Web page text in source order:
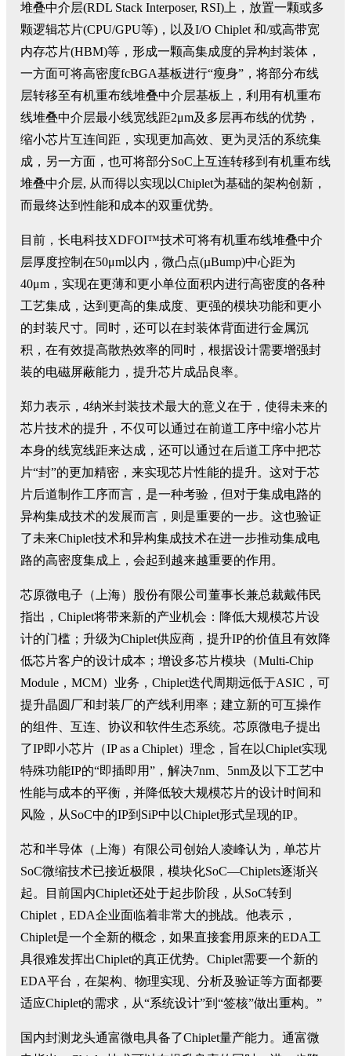
堆叠中介层(RDL Stack Interposer, RSI)上，放置一颗或多
颗逻辑芯片(CPU/GPU等)，以及I/O Chiplet 和/或高带宽
内存芯片(HBM)等，形成一颗高集成度的异构封装体，
一方面可将高密度fcBGA基板进行“瘦身”，将部分布线
层转移至有机重布线堆叠中介层基板上，利用有机重布
线堆叠中介层最小线宽线距2μm及多层再布线的优势，
缩小芯片互连间距，实现更加高效、更为灵活的系统集
成，另一方面，也可将部分SoC上互连转移到有机重布线
堆叠中介层, 从而得以实现以Chiplet为基础的架构创新，
而最终达到性能和成本的双重优势。
目前，长电科技XDFOI™技术可将有机重布线堆叠中介
层厚度控制在50μm以内，微凸点(µBump)中心距为
40μm，实现在更薄和更小单位面积内进行高密度的各种
工艺集成，达到更高的集成度、更强的模块功能和更小
的封装尺寸。同时，还可以在封装体背面进行金属沉
积，在有效提高散热效率的同时，根据设计需要增强封
装的电磁屏蔽能力，提升芯片成品良率。
郑力表示，4纳米封装技术最大的意义在于，使得未来的
芯片技术的提升，不仅可以通过在前道工序中缩小芯片
本身的线宽线距来达成，还可以通过在后道工序中把芯
片“封”的更加精密，来实现芯片性能的提升。这对于芯
片后道制作工序而言，是一种考验，但对于集成电路的
异构集成技术的发展而言，则是重要的一步。这也验证
了未来Chiplet技术和异构集成技术在进一步推动集成电
路的高密度集成上，会起到越来越重要的作用。
芯原微电子（上海）股份有限公司董事长兼总裁戴伟民
指出，Chiplet将带来新的产业机会：降低大规模芯片设
计的门槛；升级为Chiplet供应商，提升IP的价值且有效降
低芯片客户的设计成本；增设多芯片模块（Multi-Chip
Module，MCM）业务，Chiplet迭代周期远低于ASIC，可
提升晶圆厂和封装厂的产线利用率；建立新的可互操作
的组件、互连、协议和软件生态系统。芯原微电子提出
了IP即小芯片（IP as a Chiplet）理念，旨在以Chiplet实现
特殊功能IP的“即插即用”，解决7nm、5nm及以下工艺中
性能与成本的平衡，并降低较大规模芯片的设计时间和
风险，从SoC中的IP到SiP中以Chiplet形式呈现的IP。
芯和半导体（上海）有限公司创始人凌峰认为，单芯片
SoC微缩技术已接近极限，模块化SoC—Chiplets逐渐兴
起。目前国内Chiplet还处于起步阶段，从SoC转到
Chiplet，EDA企业面临着非常大的挑战。他表示，
Chiplet是一个全新的概念，如果直接套用原来的EDA工
具很难发挥出Chiplet的真正优势。Chiplet需要一个新的
EDA平台，在架构、物理实现、分析及验证等方面都要
适应Chiplet的需求，从“系统设计”到“签核”做出重构。”
国内封测龙头通富微电具备了Chiplet量产能力。通富微